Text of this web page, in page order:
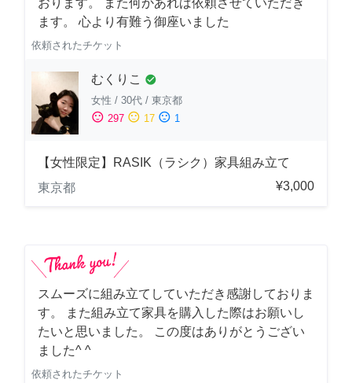
おります。 また何かあれば依頼させていただき
ます。 心より有難う御座いました
依頼されたチケット
むくりこ check_circle
女性 / 30代 / 東京都
sentiment_satisfied 297 sentiment_neutral 17 sentiment_dissatisfied 1
【女性限定】RASIK（ラシク）家具組み立て
東京都
¥3,000
スムーズに組み立てしていただき感謝しておりま
す。 また組み立て家具を購入した際はお願いし
たいと思いました。 この度はありがとうござい
ました^ ^
依頼されたチケット